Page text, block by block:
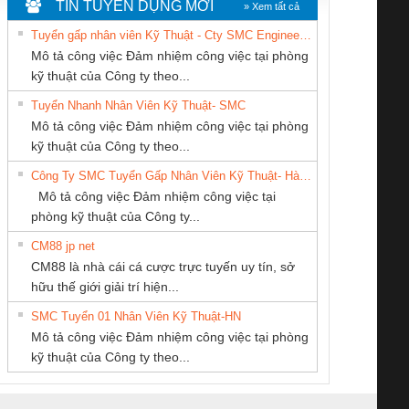
Le An Toàn
Contact
– PSR-
SCP-
FSP/2X1/1X2
sát chuỗi
tấm pin
16I+
(2502520000)
Bộ giám sát chuỗi
tấm pin
TRANSCLINIC 16I+
1K5 L (2433950000)
Bộ giám sát dòng
TRANSCLINIC 16I+
(2008130000)
điện TRANSCLINIC
BKE 1K5.4
(7791400879)2. Giá
Nẹp nhôm chống
trơn Đà Nẵng
Cty TNHH TM QC
Ba Miền
CÔNG TY TNHH
THIẾT BỊ CÔNG
NGHIỆP NIHON
SETSUBI VIỆT
NAM
CONG TY TNHH
THANH
Công ty TNHH
Thương Mại SX Ba
THƯƠNG MẠI
THIÊN ÂN VIỆT
NAM
KỸ THUẬT KTECH
TIN TUYỂN DỤNG MỚI » Xem tất cả
Tuyển gấp nhân viên Kỹ Thuật - Cty SMC Engineering
Mô tả công việc Đảm nhiệm công việc tại phòng
kỹ thuật của Công ty theo...
Tuyển Nhanh Nhân Viên Kỹ Thuật- SMC
Mô tả công việc Đảm nhiệm công việc tại phòng
kỹ thuật của Công ty theo...
Công Ty SMC Tuyển Gấp Nhân Viên Kỹ Thuật- Hà Nội
Mô tả công việc Đảm nhiệm công việc tại
phòng kỹ thuật của Công ty...
CM88 jp net
CM88 là nhà cái cá cược trực tuyến uy tín, sở
hữu thế giới giải trí hiện...
SMC Tuyển 01 Nhân Viên Kỹ Thuật-HN
Mô tả công việc Đảm nhiệm công việc tại phòng
kỹ thuật của Công ty theo...